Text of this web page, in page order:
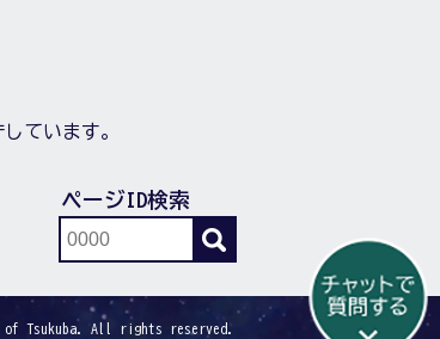
ています。
ページID検索
of Tsukuba. All rights reserved.